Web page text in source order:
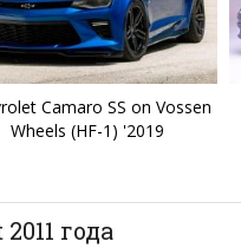
Camaro SS on Vossen
Wheels (HF-1) '2019
года